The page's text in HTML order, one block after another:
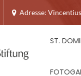
Adresse:
ST.